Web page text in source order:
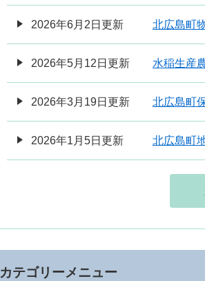
2026年6月2日更新 北広島町
2026年5月12日更新 水稲生産
2026年3月19日更新 北広島町
2026年1月5日更新 北広島町
カテゴリーメニュー